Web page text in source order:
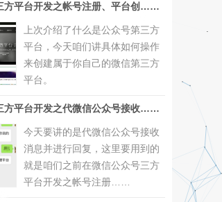
方平台开发之帐号注册、平台创……
上次介绍了什么是公众号第三方
平台，今天咱们讲具体如何操作
来创建属于你自己的微信第三方
平台。
方平台开发之代微信公众号接收……
今天要讲的是代微信公众号接收
消息并进行回复，这里要用到的
就是咱们之前在微信公众号三方
平台开发之帐号注册……